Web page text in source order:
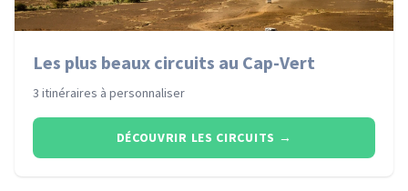
Les plus beaux circuits au Cap-Vert
3 itinéraires à personnaliser
DÉCOUVRIR LES CIRCUITS →